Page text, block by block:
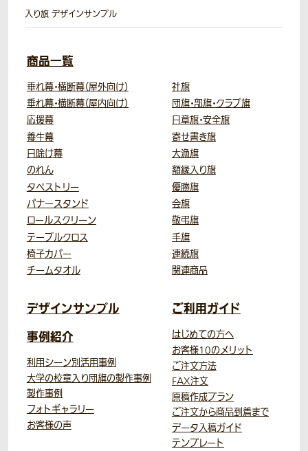
入り旗 デザインサンプル
商品一覧
垂れ幕・横断幕（屋外向け）
垂れ幕・横断幕（屋内向け）
応援幕
養生幕
日除け幕
のれん
タペストリー
バナースタンド
ロールスクリーン
テーブルクロス
椅子カバー
チームタオル
社旗
団旗・部旗・クラブ旗
日章旗・安全旗
寄せ書き旗
大漁旗
額縁入り旗
優勝旗
会旗
敬弔旗
手旗
連続旗
関連商品
デザインサンプル
事例紹介
利用シーン別活用事例
大学の校章入り団旗の製作事例
製作事例
フォトギャラリー
お客様の声
ご利用ガイド
はじめての方へ
お客様10のメリット
ご注文方法
FAX注文
原稿作成プラン
ご注文から商品到着まで
データ入稿ガイド
テンプレート